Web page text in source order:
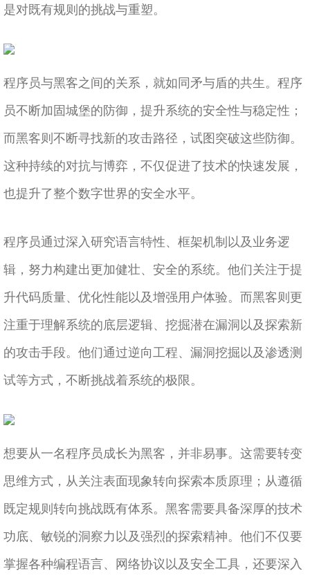
是对既有规则的挑战与重塑。
程序员与黑客之间的关系，就如同矛与盾的共生。程序
员不断加固城堡的防御，提升系统的安全性与稳定性；
而黑客则不断寻找新的攻击路径，试图突破这些防御。
这种持续的对抗与博弈，不仅促进了技术的快速发展，
也提升了整个数字世界的安全水平。
程序员通过深入研究语言特性、框架机制以及业务逻
辑，努力构建出更加健壮、安全的系统。他们关注于提
升代码质量、优化性能以及增强用户体验。而黑客则更
注重于理解系统的底层逻辑、挖掘潜在漏洞以及探索新
的攻击手段。他们通过逆向工程、漏洞挖掘以及渗透测
试等方式，不断挑战着系统的极限。
想要从一名程序员成长为黑客，并非易事。这需要转变
思维方式，从关注表面现象转向探索本质原理；从遵循
既定规则转向挑战既有体系。黑客需要具备深厚的技术
功底、敏锐的洞察力以及强烈的探索精神。他们不仅要
掌握各种编程语言、网络协议以及安全工具，还要深入